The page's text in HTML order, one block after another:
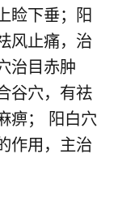
睑下垂；阳
风止痛，治
治目赤肿
谷穴，有祛
痹； 阳白穴
作用，主治